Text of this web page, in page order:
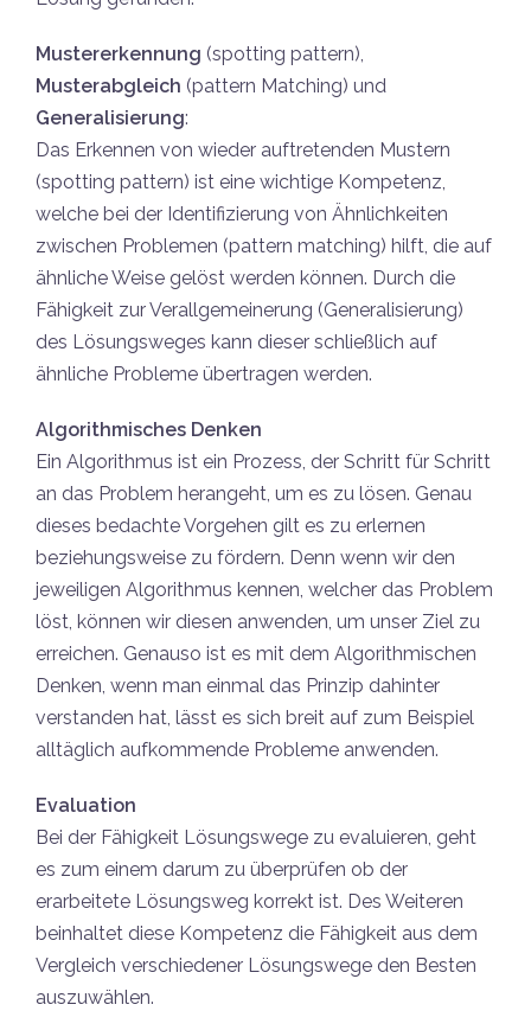
Mustererkennung (spotting pattern),
Musterabgleich (pattern Matching) und
Generalisierung:
Das Erkennen von wieder auftretenden Mustern
(spotting pattern) ist eine wichtige Kompetenz,
welche bei der Identifizierung von Ähnlichkeiten
zwischen Problemen (pattern matching) hilft, die auf
ähnliche Weise gelöst werden können. Durch die
Fähigkeit zur Verallgemeinerung (Generalisierung)
des Lösungsweges kann dieser schließlich auf
ähnliche Probleme übertragen werden.
Algorithmisches Denken
Ein Algorithmus ist ein Prozess, der Schritt für Schritt
an das Problem herangeht, um es zu lösen. Genau
dieses bedachte Vorgehen gilt es zu erlernen
beziehungsweise zu fördern. Denn wenn wir den
jeweiligen Algorithmus kennen, welcher das Problem
löst, können wir diesen anwenden, um unser Ziel zu
erreichen. Genauso ist es mit dem Algorithmischen
Denken, wenn man einmal das Prinzip dahinter
verstanden hat, lässt es sich breit auf zum Beispiel
alltäglich aufkommende Probleme anwenden.
Evaluation
Bei der Fähigkeit Lösungswege zu evaluieren, geht
es zum einem darum zu überprüfen ob der
erarbeitete Lösungsweg korrekt ist. Des Weiteren
beinhaltet diese Kompetenz die Fähigkeit aus dem
Vergleich verschiedener Lösungswege den Besten
auszuwählen.